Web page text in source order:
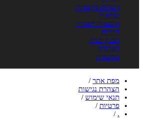
רשויות מקומיות
שמאות
תובענות ייצוגית
תיירות
תכנון ובניה
תעבורה
תקשורת
מפת אתר /
הצהרת נגישות
תנאי שימוש /
פרטיות /
.
/